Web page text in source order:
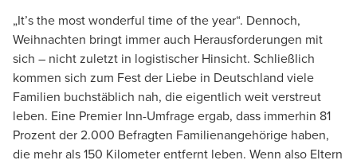
„It’s the most wonderful time of the year“. Dennoch,
Weihnachten bringt immer auch Herausforderungen mit
sich – nicht zuletzt in logistischer Hinsicht. Schließlich
kommen sich zum Fest der Liebe in Deutschland viele
Familien buchstäblich nah, die eigentlich weit verstreut
leben. Eine Premier Inn-Umfrage ergab, dass immerhin 81
Prozent der 2.000 Befragten Familienangehörige haben,
die mehr als 150 Kilometer entfernt leben. Wenn also Eltern